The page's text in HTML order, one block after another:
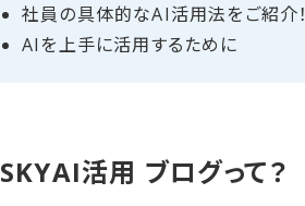
社員の​具体的な​AI活用法を​ご紹介！
AIを​上手に​活用する​ために
SKYAI活用 ブログって？